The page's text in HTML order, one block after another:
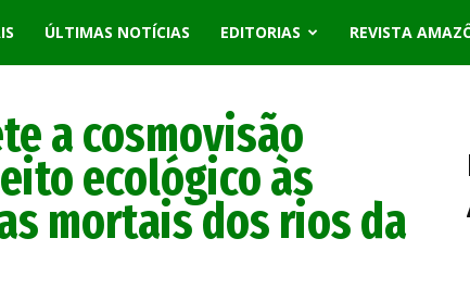
ÚLTIMAS NOTÍCIAS EDITORIAS REVISTA
a cosmovisão
ecológico às
mortais dos rios da